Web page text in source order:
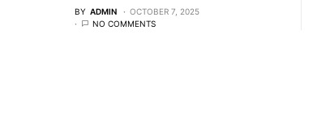
BY ADMIN
OCTOBER 7, 2025
NO COMMENTS